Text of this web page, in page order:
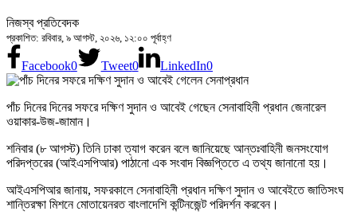
নিজস্ব প্রতিবেদক
প্রকাশিত: রবিবার, ৯ আগস্ট, ২০২৬, ১২:০০ পূর্বাহ্ণ
Facebook0 Tweet0 LinkedIn0
পাঁচ দিনের দিনের সফরে দক্ষিণ সুদান ও আবেই গেছেন সেনাবাহিনী প্রধান জেনারেল
ওয়াকার-উজ-জামান।
শনিবার (৮ আগস্ট) তিনি ঢাকা ত্যাগ করেন বলে জানিয়েছে আন্তঃবাহিনী জনসংযোগ
পরিদপ্তরের (আইএসপিআর) পাঠানো এক সংবাদ বিজ্ঞপ্তিতে এ তথ্য জানানো হয়।
আইএসপিআর জানায়, সফরকালে সেনাবাহিনী প্রধান দক্ষিণ সুদান ও আবেইতে জাতিসংঘ
শান্তিরক্ষা মিশনে মোতায়েনরত বাংলাদেশি কন্টিনজেন্ট পরিদর্শন করবেন।